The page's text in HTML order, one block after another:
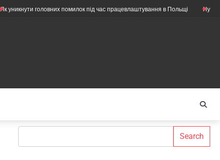
помилок під час працевлаштування в Польщі Нужны ли ещё
Search